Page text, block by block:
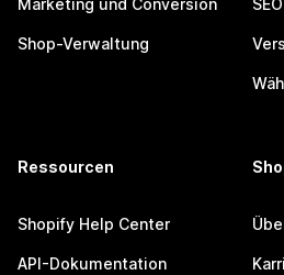
Marketing und Conversion
Shop-Verwaltung
SEO
Ressourcen
Shopify Help Center
API-Dokumentation